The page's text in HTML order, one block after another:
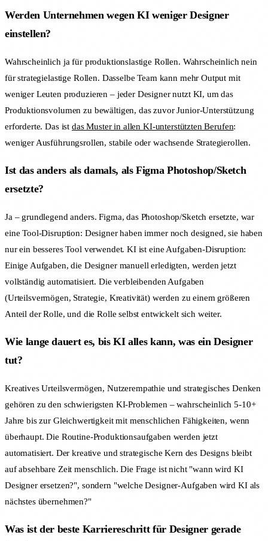
Werden Unternehmen wegen KI weniger Designer
einstellen?
Wahrscheinlich ja für produktionslastige Rollen. Wahrscheinlich nein
für strategielastige Rollen. Dasselbe Team kann mehr Output mit
weniger Leuten produzieren – jeder Designer nutzt KI, um das
Produktionsvolumen zu bewältigen, das zuvor Junior-Unterstützung
erforderte. Das ist das Muster in allen KI-unterstützten Berufen:
weniger Ausführungsrollen, stabile oder wachsende Strategierollen.
Ist das anders als damals, als Figma Photoshop/Sketch
ersetzte?
Ja – grundlegend anders. Figma, das Photoshop/Sketch ersetzte, war
eine Tool-Disruption: Designer haben immer noch designed, sie haben
nur ein besseres Tool verwendet. KI ist eine Aufgaben-Disruption:
Einige Aufgaben, die Designer manuell erledigten, werden jetzt
vollständig automatisiert. Die verbleibenden Aufgaben
(Urteilsvermögen, Strategie, Kreativität) werden zu einem größeren
Anteil der Rolle, und die Rolle selbst entwickelt sich weiter.
Wie lange dauert es, bis KI alles kann, was ein Designer
tut?
Kreatives Urteilsvermögen, Nutzerempathie und strategisches Denken
gehören zu den schwierigsten KI-Problemen – wahrscheinlich 5-10+
Jahre bis zur Gleichwertigkeit mit menschlichen Fähigkeiten, wenn
überhaupt. Die Routine-Produktionsaufgaben werden jetzt
automatisiert. Der kreative und strategische Kern des Designs bleibt
auf absehbare Zeit menschlich. Die Frage ist nicht "wann wird KI
Designer ersetzen?", sondern "welche Designer-Aufgaben wird KI als
nächstes übernehmen?"
Was ist der beste Karriereschritt für Designer gerade